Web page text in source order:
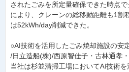
されたごみを所定量確保できた時点
により、クレーンの総移動距離も1割
は52kWh/day削減できた。
○AI技術を活用したごみ焼却施設の安
/日立造船(株)/西原智佳子・古林通孝
当社は杉並清掃工場においてAI技術